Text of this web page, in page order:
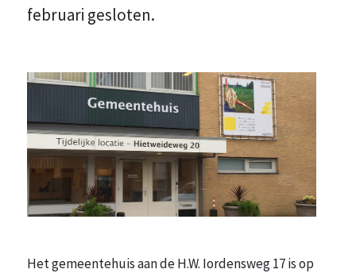
februari gesloten.
Het gemeentehuis aan de H.W. Iordensweg 17 is op